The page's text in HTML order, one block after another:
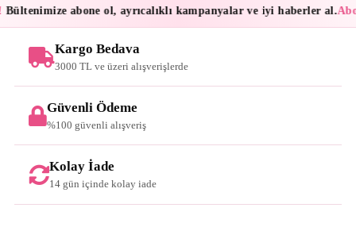
Bültenimize abone ol, ayrıcalıklı kampanyalar ve iyi haberler al.
Kargo Bedava
3000 TL ve üzeri alışverişlerde
Güvenli Ödeme
%100 güvenli alışveriş
Kolay İade
14 gün içinde kolay iade